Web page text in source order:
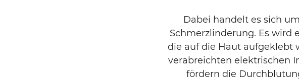
Dabei handelt es sich
Schmerzlinderung. Es wird
die auf die Haut aufgeklebt
verabreichten elektrischen
fördern die